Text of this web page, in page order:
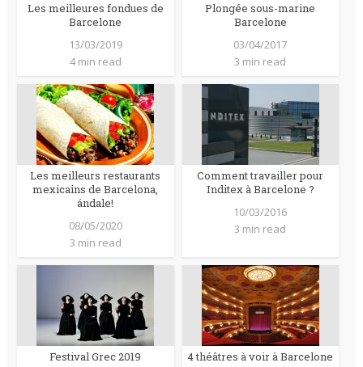
Les meilleures fondues de
Barcelone
13/03/2019
4 min read
Plongée sous-marine
Barcelone
03/04/2017
3 min read
Les meilleurs restaurants
mexicains de Barcelona,
ándale!
08/05/2020
3 min read
Comment travailler pour
Inditex à Barcelone ?
10/03/2016
3 min read
Festival Grec 2019
4 théâtres à voir à Barcelone